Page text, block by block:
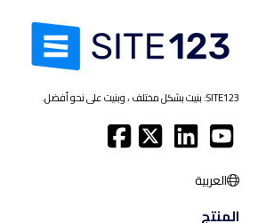
SITE123: بنيت بشكل مختلف ، وبنيت على نحو أفضل.
العربية
المنتج